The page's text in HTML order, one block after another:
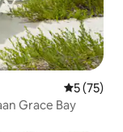
5 (75)
Grace Bay